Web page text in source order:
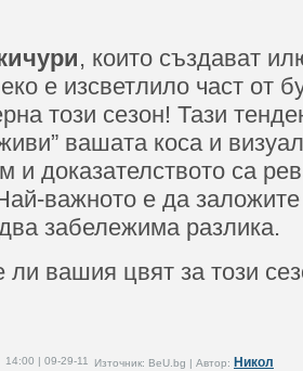
, които създават
е изсветлило част от
този сезон! Тази
вашата коса и
и доказателството са
важното е да
забележима разлика.
ли вашия цвят за този
14:00 | 09-29-11 Източник: BeU.bg | Автор: Никол